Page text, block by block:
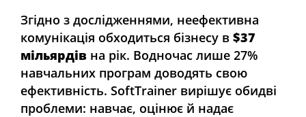
Згідно з дослідженнями, неефективна
комунікація обходиться бізнесу в $37
мільярдів на рік. Водночас лише 27%
навчальних програм доводять свою
ефективність. SoftTrainer вирішує обидві
проблеми: навчає, оцінює й надає